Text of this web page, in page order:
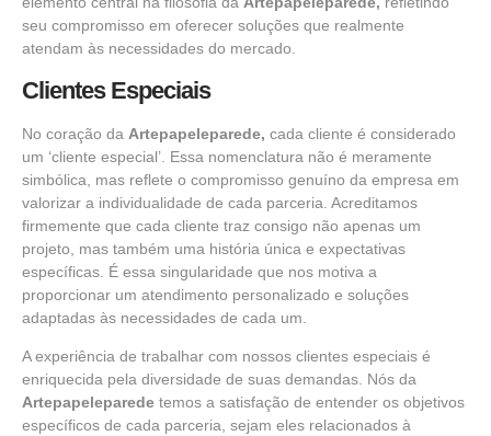
seu compromisso em oferecer soluções que realmente
atendam às necessidades do mercado.
Clientes Especiais
No coração da Artepapeleparede, cada cliente é considerado
um ‘cliente especial’. Essa nomenclatura não é meramente
simbólica, mas reflete o compromisso genuíno da empresa em
valorizar a individualidade de cada parceria. Acreditamos
firmemente que cada cliente traz consigo não apenas um
projeto, mas também uma história única e expectativas
específicas. É essa singularidade que nos motiva a
proporcionar um atendimento personalizado e soluções
adaptadas às necessidades de cada um.
A experiência de trabalhar com nossos clientes especiais é
enriquecida pela diversidade de suas demandas. Nós da
Artepapeleparede temos a satisfação de entender os objetivos
específicos de cada parceria, sejam eles relacionados à